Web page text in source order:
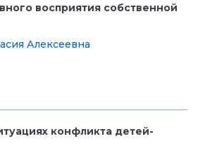
восприятия собственной
Алексеевна
конфликта детей-